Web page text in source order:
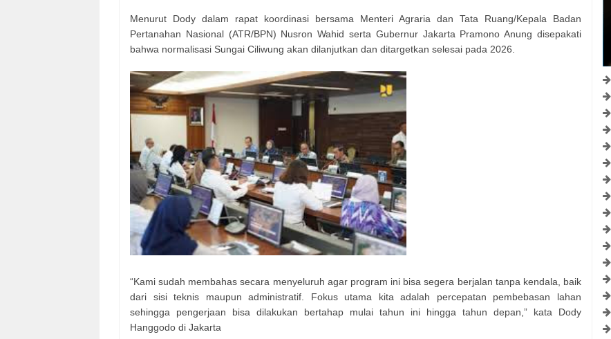
Menurut Dody dalam rapat koordinasi bersama Menteri Agraria dan Tata Ruang/Kepala Badan
Pertanahan Nasional (ATR/BPN) Nusron Wahid serta Gubernur Jakarta Pramono Anung disepakati
bahwa normalisasi Sungai Ciliwung akan dilanjutkan dan ditargetkan selesai pada 2026.
“Kami sudah membahas secara menyeluruh agar program ini bisa segera berjalan tanpa kendala, baik
dari sisi teknis maupun administratif. Fokus utama kita adalah percepatan pembebasan lahan
sehingga pengerjaan bisa dilakukan bertahap mulai tahun ini hingga tahun depan,” kata Dody
Hanggodo di Jakarta